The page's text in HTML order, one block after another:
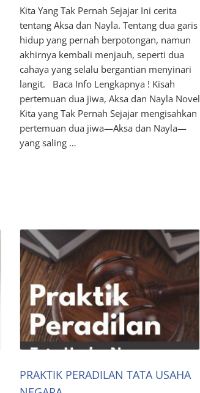
Kita Yang Tak Pernah Sejajar Ini cerita
tentang Aksa dan Nayla. Tentang dua garis
hidup yang pernah berpotongan, namun
akhirnya kembali menjauh, seperti dua
cahaya yang selalu bergantian menyinari
langit. Baca Info Lengkapnya ! Kisah
pertemuan dua jiwa, Aksa dan Nayla Novel
Kita yang Tak Pernah Sejajar mengisahkan
pertemuan dua jiwa—Aksa dan Nayla—
yang saling …
PRAKTIK PERADILAN TATA USAHA